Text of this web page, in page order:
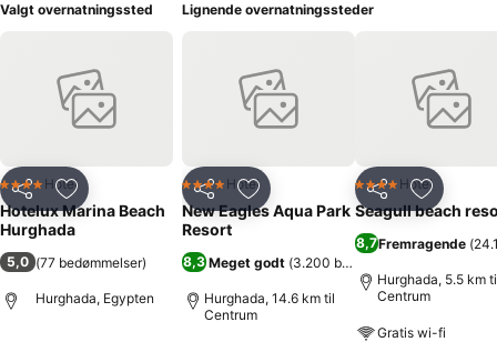
Valgt overnatningssted
Del Føj til favoritter
4 StjernerHotel
Hotelux Marina Beach
Hurghada
5,0 (77 bedømmelser)
Hurghada, Egypten
Lignende overnatningssteder
Del Føj til favoritter
4 StjernerHotel
New Eagles Aqua Park
Resort
8,3 Meget godt (3.200 bedømmelser
Hurghada, 14.6 km til
Centrum
Del Føj til
4 StjernerHotel
Seagull beach
8,7Fremragende (
Hurghada, 5.5 km
Centrum
Gratis wi-fi